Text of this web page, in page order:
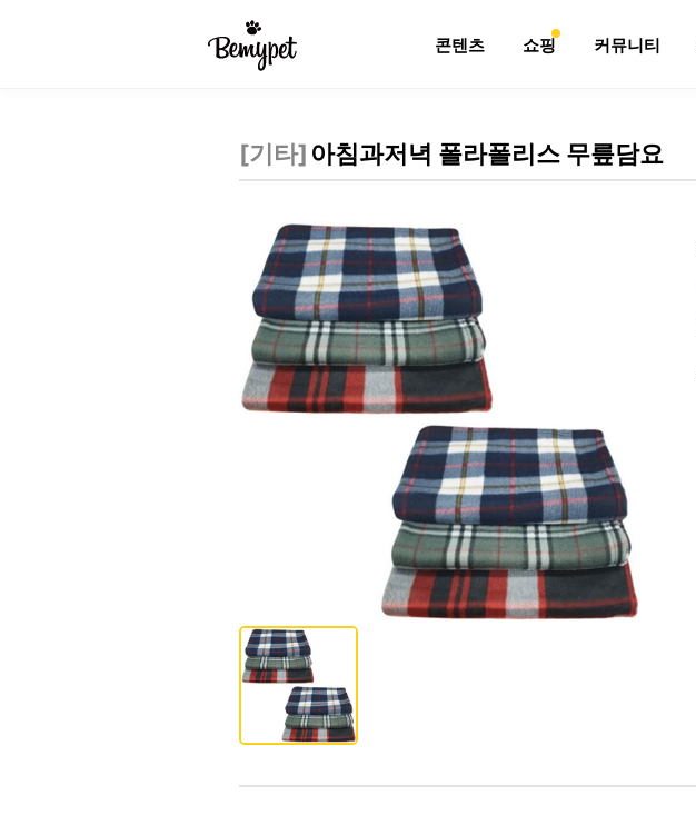
콘텐츠 쇼핑 커뮤니티
[기타] 아침과저녁 폴라폴리스 무릎담요